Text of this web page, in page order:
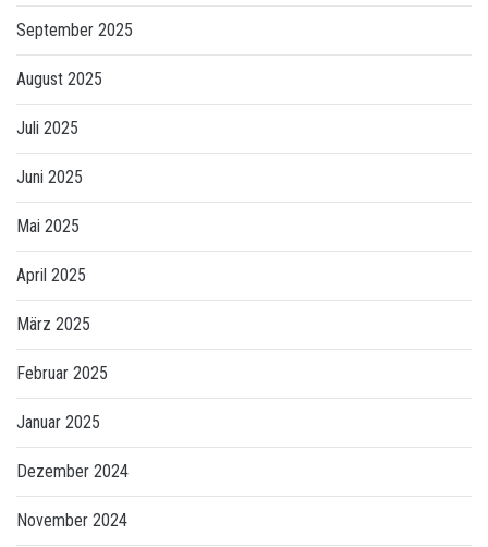
September 2025
August 2025
Juli 2025
Juni 2025
Mai 2025
April 2025
März 2025
Februar 2025
Januar 2025
Dezember 2024
November 2024